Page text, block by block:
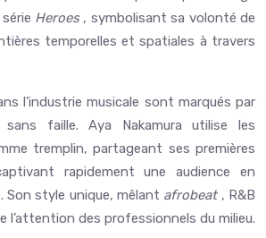
Heroes , symbolisant sa volonté de
temporelles et spatiales à travers
l’industrie musicale sont marqués par
sans faille. Aya Nakamura utilise les
tremplin, partageant ses premières
rapidement une audience en
Son style unique, mêlant afrobeat , R&B
l’attention des professionnels du milieu.